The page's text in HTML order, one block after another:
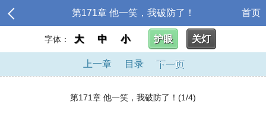
第171章 他一笑，我破防了！ 首页
字体： 大 中 小 护眼 关灯
上一章 目录 下一页
第171章 他一笑，我破防了！(1/4)